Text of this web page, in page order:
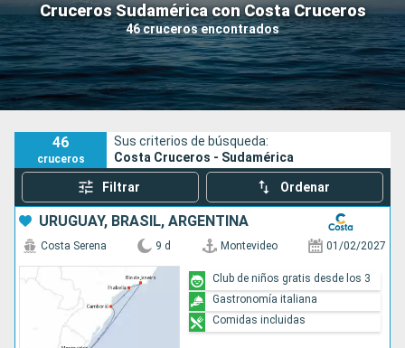
Cruceros Sudamérica con Costa Cruceros
46 cruceros encontrados
Fecha de salida
Buscar
46
cruceros
Sus criterios de búsqueda:
Costa Cruceros - Sudamérica
Filtrar Ordenar
URUGUAY, BRASIL, ARGENTINA
Costa Serena 9 d Montevideo 01/02/2027
Club de niños gratis desde los 3
Gastronomía italiana
Comidas incluidas